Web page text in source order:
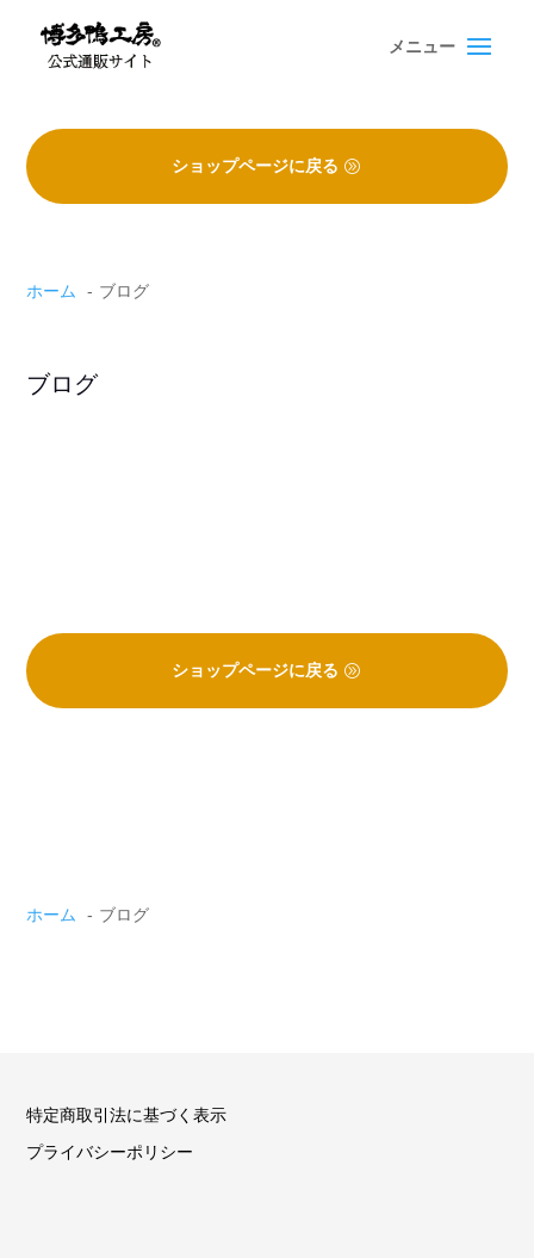
content
content
ショップページに戻る
ホーム ブログ
ブログ
ショップページに戻る
ホーム ブログ
特定商取引法に基づく表示
プライバシーポリシー